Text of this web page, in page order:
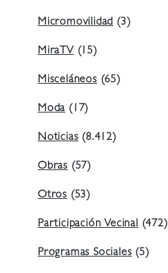
Micromovilidad (3)
MiraTV (15)
Misceláneos (65)
Moda (17)
Noticias (8.412)
Obras (57)
Otros (53)
Participación Vecinal (472)
Programas Sociales (5)